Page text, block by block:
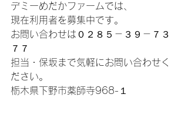
デミーめだかファームでは、
現在利用者を募集中です。
お問い合わせは０２８５－３９－７３
７７
担当・保坂まで気軽にお問い合わせく
ださい。
栃木県下野市薬師寺968-１